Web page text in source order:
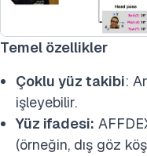
Temel özellikler
Çoklu yüz takibi:
işleyebilir.
Yüz ifadesi:
(örneğin, dış göz